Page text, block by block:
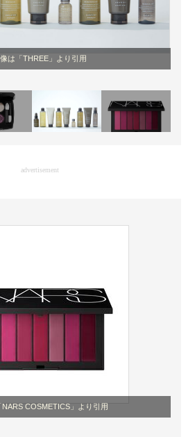
は「THREE」より引用
advertisement
NARS COSMETICS」より引用